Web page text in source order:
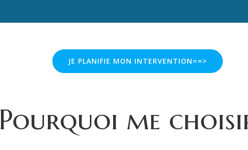
JE PLANIFIE MON INTERVENTION==>
Pourquoi me